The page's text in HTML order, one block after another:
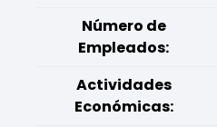
Número de
Empleados:
Actividades
Económicas: